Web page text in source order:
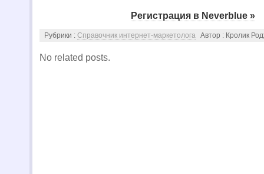
Регистрация в Neverblue »
Рубрики : Справочник интернет-маркетолога Автор : Кролик
No related posts.